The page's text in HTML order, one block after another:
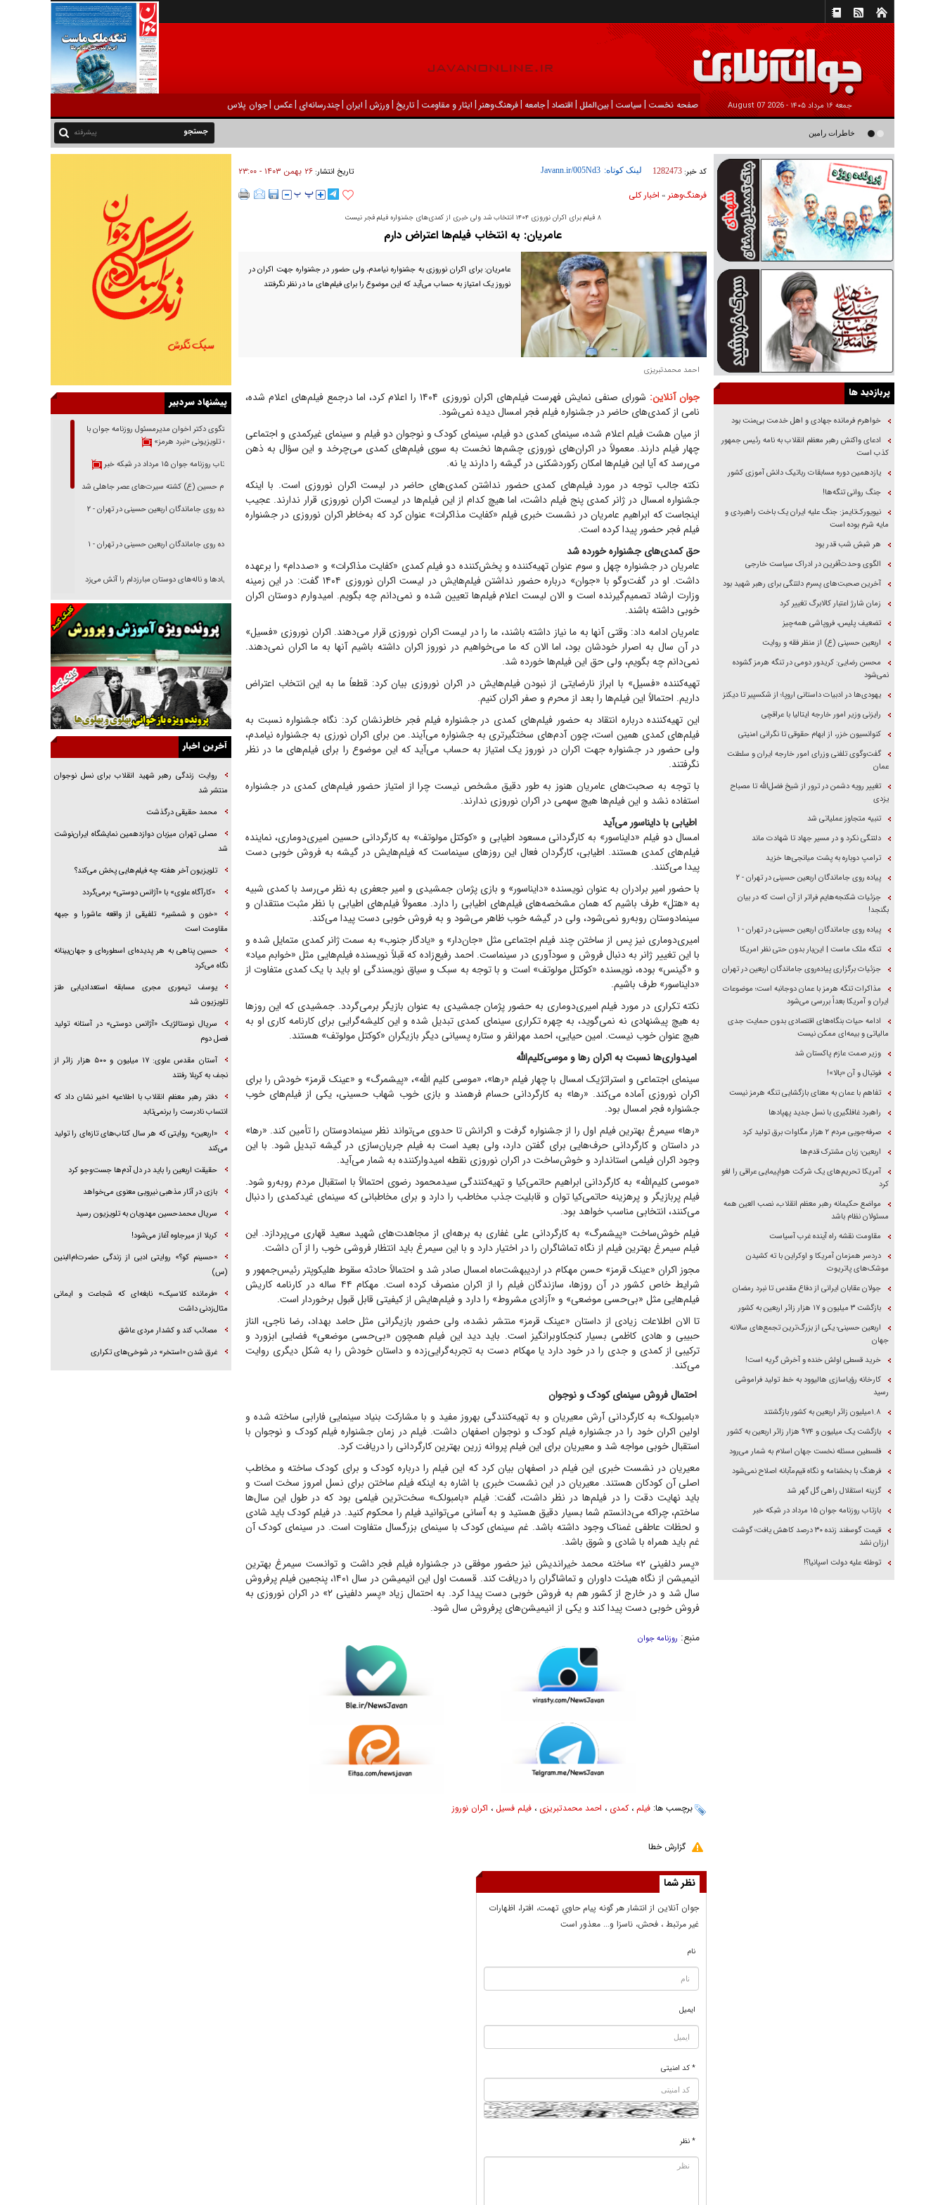
جمعه ۱۶ مرداد ۱۴۰۵ - 2026 August 07 صفحه نخست | سیاست |بين‌الملل | اقتصاد |جامعه |فرهنگ‌و‌هنر | ایثار و مقاومت |تاریخ |ورزش | ايران |چندرسانه‌ای |عکس |جوان پلاس
خاطرات رامین ناصرنصیر از «پشت‌ کنکوری‌ها» و رضا داوودنژاد: رضا کودک درون فعالی داشت و خیلی راحت به شوق می‌آمد پیشرفته
کد خبر: 1282473 لینک کوتاه: تاریخ انتشار:۲۶ بهمن ۱۴۰۳ - ۲۳:۰۰
فرهنگ‌و‌هنر » اخبار كلی
۸ فیلم برای اکران نوروزی ۱۴۰۴ انتخاب شد ولی خبری از کمدی‌های جشنواره فیلم فجر نیست
عامریان: به انتخاب فیلم‌ها اعتراض دارم
عامریان: برای اکران نوروزی به جشنواره نیامدم، ولی حضور در جشنواره جهت اکران در
نوروز یک امتیاز به حساب می‌آید که این موضوع را برای فیلم‌های ما در نظر نگرفتند
احمد محمدتبریزی
جوان آنلاین:
شورای صنفی نمایش فهرست فیلم‌های اکران نوروزی ۱۴۰۴ را اعلام کرد، اما درجمع فیلم‌های اعلام شده،
نامی از کمدی‌های حاضر در جشنواره فیلم فجر امسال دیده نمی‌شود.
از میان هشت فیلم اعلام شده، سینمای کمدی دو فیلم، سینمای کودک و نوجوان دو فیلم و سینمای غیرکمدی و اجتماعی
چهار فیلم دارند. معمولاً در اکران‌های نوروزی چشم‌ها نخست به سوی فیلم‌های کمدی می‌چرخد و این سؤال به ذهن
می‌رسد که آیا این فیلم‌ها امکان رکوردشکنی در گیشه را دارند یا نه.
نکته جالب توجه در مورد فیلم‌های کمدی حضور نداشتن کمدی‌های حاضر در لیست اکران نوروزی است. با اینکه
جشنواره امسال در ژانر کمدی پنج فیلم داشت، اما هیچ کدام از این فیلم‌ها در لیست اکران نوروزی قرار ندارند. عجیب
اینجاست که ابراهیم عامریان در نشست خبری فیلم «کفایت مذاکرات» عنوان کرد که به‌خاطر اکران نوروزی در جشنواره
فیلم فجر حضور پیدا کرده است.
حق کمدی‌های جشنواره خورده شد
عامریان در جشنواره چهل و سوم عنوان تهیه‌کننده و پخش‌کننده دو فیلم کمدی «کفایت مذاکرات» و «صددام» را برعهده
داشت. او در گفت‌و‌گو با «جوان» درباره حضور نداشتن فیلم‌هایش در لیست اکران نوروزی ۱۴۰۴ گفت: در این زمینه
وزارت ارشاد تصمیم‌گیرنده است و الان لیست اعلام فیلم‌ها تعیین شده و نمی‌دانم چه بگویم. امیدوارم دوستان اکران
خوبی داشته باشند.
عامریان ادامه داد: وقتی آنها به ما نیاز داشته باشند، ما را در لیست اکران نوروزی قرار می‌دهند. اکران نوروزی «فسیل»
در آن سال به اصرار خودشان بود، اما الان که ما می‌خواهیم در نوروز اکران داشته باشیم آنها به ما اکران نمی‌دهند.
نمی‌دانم چه بگویم، ولی حق این فیلم‌ها خورده شد.
تهیه‌کننده «فسیل» با ابراز نارضایتی از نبودن فیلم‌هایش در اکران نوروزی بیان کرد: قطعاً ما به این انتخاب اعتراض
داریم. احتمالاً این فیلم‌ها را بعد از محرم و صفر اکران کنیم.
این تهیه‌کننده درباره انتقاد به حضور فیلم‌های کمدی در جشنواره فیلم فجر خاطرنشان کرد: نگاه جشنواره نسبت به
فیلم‌های کمدی همین است، چون آدم‌های سختگیرتری به جشنواره می‌آیند. من برای اکران نورزی به جشنواره نیامدم،
ولی حضور در جشنواره جهت اکران در نوروز یک امتیاز به حساب می‌آید که این موضوع را برای فیلم‌های ما در نظر
نگرفتند.
با توجه به صحبت‌های عامریان هنوز به طور دقیق مشخص نیست چرا از امتیاز حضور فیلم‌های کمدی در جشنواره
استفاده نشد و این فیلم‌ها هیچ سهمی در اکران نوروزی ندارند.
اطیابی با دایناسور می‌آید
امسال دو فیلم «دایناسور» به کارگردانی مسعود اطیابی و «کوکتل مولوتف» به کارگردانی حسین امیری‌دوماری، نماینده
فیلم‌های کمدی هستند. اطیابی، کارگردان فعال این روز‌های سینماست که فیلم‌هایش در گیشه به فروش خوبی دست
پیدا می‌کنند.
با حضور امیر برادران به عنوان نویسنده «دایناسور» و بازی پژمان جمشیدی و امیر جعفری به نظر می‌رسد با کمدی شبیه
به «هتل» طرف باشیم که همان مشخصه‌های فیلم‌های اطیابی را دارد. معمولاً فیلم‌های اطیابی با نظر مثبت منتقدان و
سینمادوستان روبه‌رو نمی‌شود، ولی در گیشه خوب ظاهر می‌شود و به فروش خوبی دست پیدا می‌کند.
امیری‌دوماری نیز پس از ساختن چند فیلم اجتماعی مثل «جان‌دار» و «یادگار جنوب» به سمت ژانر کمدی متمایل شده و
با این تغییر ژانر به دنبال فروش و سودآوری در سینماست. احمد رفیع‌زاده که قبلاً نویسنده فیلم‌هایی مثل «خوابم میاد»
و «گینس» بوده، نویسنده «کوکتل مولوتف» است و با توجه به سبک و سیاق نویسندگی او باید با یک کمدی متفاوت از
«دایناسور» طرف باشیم.
نکته تکراری در مورد فیلم امیری‌دوماری به حضور پژمان جمشیدی به عنوان بازیگر برمی‌گردد. جمشیدی که این روز‌ها
به هیچ پیشنهادی نه نمی‌گوید، به چهره تکراری سینمای کمدی تبدیل شده و این کلیشه‌گرایی برای کارنامه کاری او به
هیچ عنوان خوب نیست. امین حیایی، احمد مهرانفر و ستاره پسیانی دیگر بازیگران «کوکتل مولوتف» هستند.
امیدواری‌ها نسبت به اکران رها و موسی‌کلیم‌الله
سینمای اجتماعی و استراتژیک امسال با چهار فیلم «رها»، «موسی کلیم الله»، «پیشمرگ» و «عینک قرمز» خودش را برای
اکران نوروزی آماده می‌کند. «رها» به کارگردانی حسام فرهمند و بازی خوب شهاب حسینی، یکی از فیلم‌های خوب
جشنواره فجر امسال بود.
«رها» سیمرغ بهترین فیلم اول را از جشنواره گرفت و اکرانش تا حدوی می‌تواند نظر سینمادوستان را تأمین کند. «رها»
در داستان و کارگردانی حرف‌هایی برای گفتن دارد، ولی بعید است به فیلم جریان‌سازی در گیشه تبدیل شود. با این
وجود اکران فیلمی استاندارد و خوش‌ساخت در اکران نوروزی نقطه امیدوارکننده به شمار می‌آید.
«موسی کلیم‌الله» به کارگردانی ابراهیم حاتمی‌کیا و تهیه‌کنندگی سیدمحمود رضوی احتمالاً با استقبال مردم روبه‌رو شود.
فیلم پربازیگر و پرهزینه حاتمی‌کیا توان و قابلیت جذب مخاطب را دارد و برای مخاطبانی که سینمای غیدکمدی را دنبال
می‌کنند، انتخابی مناسب خواهد بود.
فیلم خوش‌ساخت «پیشمرگ» به کارگردانی علی غفاری به برهه‌ای از مجاهدت‌های شهید سعید قهاری می‌پردازد. این
فیلم سیمرغ بهترین فیلم از نگاه تماشاگران را در اختیار دارد و با این سیمرغ باید انتظار فروشی خوب را از آن داشت.
مجوز اکران «عینک قرمز» حسن مهکام در اردیبهشت‌ماه امسال صادر شد و احتمالاً حادثه سقوط هلیکوپتر رئیس‌جمهور و
شرایط خاص کشور در آن روزها، سازندگان فیلم را از اکران منصرف کرده است. مهکام ۴۴ ساله در کارنامه کاریش
فیلم‌هایی مثل «بی‌حسی موضعی» و «آزادی مشروط» را دارد و فیلم‌هایش از کیفیتی قابل قبول برخوردار است.
تا الان اطلاعات زیادی از داستان «عینک قرمز» منتشر نشده، ولی حضور بازیگرانی مثل حامد بهداد، رضا ناجی، الناز
حبیبی و هادی کاظمی بسیار کنجکاو‌برانگیز است. باید دید این فیلم همچون «بی‌حسی موضعی» فضایی ابزورد و
ترکیبی از کمدی و جدی را در خود دارد یا مهکام دست به تجربه‌گرایی‌زده و داستان خودش را به شکل دیگری روایت
می‌کند.
احتمال فروش سینمای کودک و نوجوان
«بامبولک» به کارگردانی آرش معیریان و به تهیه‌کنندگی بهروز مفید و با مشارکت بنیاد سینمایی فارابی ساخته شده و
اولین اکران خود را در جشنواره فیلم کودک و نوجوان اصفهان داشت. فیلم در زمان جشنواره فیلم کودک و نوجوان با
استقبال خوبی مواجه شد و معیریان برای این فیلم پروانه زرین بهترین کارگردانی را دریافت کرد.
معیریان در نشست خبری این فیلم در اصفهان بیان کرد که این فیلم را درباره کودک و برای کودک ساخته و مخاطب
اصلی آن کودکان هستند. معیریان در این نشست خبری با اشاره به اینکه فیلم ساختن برای نسل امروز سخت است و
باید نهایت دقت را در فیلم‌ها در نظر داشت، گفت: فیلم «بامبولک» سخت‌ترین فیلمی بود که در طول این سال‌ها
ساختم، چراکه می‌دانستم شما بسیار دقیق هستید و به آسانی می‌توانید فیلم را محکوم کنید. در فیلم کودک باید شادی
و لحظات عاطفی غمناک وجود داشته باشد. غم سینمای کودک با سینمای بزرگسال متفاوت است. در سینمای کودک آن
غم باید همراه با شادی و شوق باشد.
«پسر دلفینی ۲» ساخته محمد خیراندیش نیز حضور موفقی در جشنواره فیلم فجر داشت و توانست سیمرغ بهترین
انیمیشن از نگاه هیئت داوران و تماشاگران را دریافت کند. قسمت اول این انیمیشن در سال ۱۴۰۱، پنجمین فیلم پرفروش
سال شد و در خارج از کشور هم به فروش خوبی دست پیدا کرد. به احتمال زیاد «پسر دلفینی ۲» در اکران نوروزی به
فروش خوبی دست پیدا کند و یکی از انیمیشن‌های پرفروش سال شود.
منبع: روزنامه جوان
برچسب ها: فیلم،کمدی ، احمد محمدتبریزی ، فیلم فسیل ، اکران نوروز
گزارش خطا
نظر شما
جوان آنلاين از انتشار هر گونه پيام حاوي تهمت، افترا، اظهارات
غير مرتبط ، فحش، ناسزا و... معذور است
نام
ایمیل
* کد امنیتی
* نظر
پربازدید ها
خواهرم فرمانده جهادی و اهل خدمت بی‌منت بود
ادعای واکنش رهبر معظم انقلاب به نامه رئیس جمهور
کذب است
یازدهمین دوره مسابقات رباتیک دانش آموزی کشور
جنگ روانی تنگه‌ها!
نیویورک‌تایمز: جنگ علیه ایران یک باخت راهبردی و
مایه شرم بوده است
هر شبش شب قدر بود
الگوی وحدت‌آفرین در ادراک سیاست خارجی
آخرین صحبت‌های پسرم دلتنگی برای رهبر شهید بود
زمان شارژ اعتبار کالابرگ تغییر کرد
تضعیف پلیس، فروپاشی همه‌چیز
اربعین حسینی (ع) از منظر فقه و روایت
محسن رضایی: کریدور دومی در تنگه هرمز گشوده
نمی‌شود
یهودی‌ها در ادبیات داستانی اروپا؛ از شکسپیر تا دیکنز
رایزنی وزیر امور خارجه ایتالیا با عراقچی
کنوانسیون خزر، از ابهام حقوقی تا نگرانی امنیتی
گفت‌وگوی تلفنی وزرای امور خارجه ایران و سلطنت
عمان
تغییر رویه دشمن در ترور از شیخ فضل‌الله تا مصباح
یزدی
تنبیه متجاوز عملیاتی شد
دلتنگی نکرد و در مسیر جهاد تا شهادت ماند
ترامپ دوباره به پشت میانجی‌ها خزید
پیاده روی جاماندگان اربعین حسینی در تهران - ۲
جزئیات شکنجه‌هایم فراتر از آن است که در بیان
بگنجد!
پیاده روی جاماندگان اربعین حسینی در تهران - ۱
تنگه ملک ماست | این‌بار بدون حتی نظر امریکا
جزئیات برگزاری پیاده‌روی جاماندگان اربعین در تهران
مذاکرات تنگه هرمز با عمان دوجانبه است؛ موضوعات
ایران و آمریکا بعداً بررسی می‌شود
ادامه حیات بنگاه‌های اقتصادی بدون حمایت جدی
مالیاتی و بیمه‌ای ممکن نیست
وزیر صمت عازم پاکستان شد
فوتبال و آن «بالا»!
تفاهم با عمان به معنای بازگشایی تنگه هرمز نیست
راهبرد غافلگیری با نسل جدید پهپاد‌ها
صرفه‌جویی مردم ۲ هزار مگاوات برق تولید کرد
اربعین؛ زبان مشترک قدم‌ها
آمریکا تحریم‌های یک شرکت هواپیمایی عراقی را لغو
کرد
مواضع حکیمانه رهبر معظم انقلاب، نصب العین همه
مسئولان نظام باشد
مقاومت نقشه راه آینده غرب آسیاست
دردسر همزمان آمریکا و اوکراین با ته کشیدن
موشک‌های پاتریوت
جولان عقابان ایرانی از دفاع مقدس تا نبرد رمضان
بازگشت ۳ میلیون و ۱۷ هزار زائر اربعین به کشور
اربعین حسینی؛ یکی از بزرگ‌ترین تجمع‌های سالانه
جهان
خرید قسطی اولش خنده و آخرش گریه است!
کارخانه رؤیاسازی هالیوود به خط تولید فراموشی
رسید
۱.۸میلیون زائر اربعین به کشور بازگشتند
بازگشت یک میلیون و ۹۷۴ هزار زائر اربعین به کشور
فلسطین مسئله نخست جهان اسلام به شمار می‌رود
فرهنگ با بخشنامه و نگاه قیم‌مآبانه اصلاح نمی‌شود
گزینه استقلال راهی گل گهر شد
بازتاب روزنامه جوان ۱۵ مرداد در شبکه خبر
قیمت گوسفند زنده ۳۰ درصد کاهش یافت؛ گوشت
ارزان نشد
توطئه علیه دولت اسپانیا؟!
پیشنهاد سردبیر
گفتگوی دکتر اخوان مدیرمسئول روزنامه جوان با
برنامه تلویزیونی «نبرد هرمز»
بازتاب روزنامه جوان ۱۵ مرداد در شبکه خبر
امام حسین (ع) کشته سیرت‌های عصر جاهلی شد
پیاده روی جاماندگان اربعین حسینی در تهران - ۲
پیاده روی جاماندگان اربعین حسینی در تهران - ۱
فریاد‌ها و ناله‌های دوستان مبارزدلم را آتش می‌زد
تغییر رویه دشمن در ترور از شیخ فضل‌الله تا مصباح
خرید قسطی اولش خنده و آخرش گریه است!
فوتبال و آن «بالا»!
راهبرد غافلگیری با نسل جدید پهپاد‌ها
جنجال پزشکان تقلبی در صنعت زیبایی
یهودی‌ها در ادبیات داستانی اروپا؛ از شکسپیر تا
دیکنز
خواهرم فرمانده جهادی و اهل خدمت بی‌منت بود
جزئیات شکنجه‌هایم فراتر از آن است که در بیان
بگنجد!
گزارش «جوان» از قوانین سخت‌گیرانه ۶ قاره در
برابر یورش به پاسگاه‌های پلیس
آخرین اخبار
روایت زندگی رهبر شهید انقلاب برای نسل نوجوان
منتشر شد
محمد حقیقی درگذشت
مصلی تهران میزبان دوازدهمین نمایشگاه ایران‌نوشت
شد
تلویزیون آخر هفته چه فیلم‌هایی پخش می‌کند؟
«کارآگاه علوی» با «آژانس دوستی» برمی‌گردد
«خون و شمشیر» تلفیقی از واقعه عاشورا و جبهه
مقاومت است
حسین پناهی به هر پدیده‌ای اسطوره‌ای و جهان‌بینانه
نگاه می‌کرد
یوسف تیموری مجری مسابقه استعدادیابی طنز
تلویزیون شد
سریال نوستالژیک «آژانس دوستی» در آستانه تولید
فصل دوم
آستان مقدس علوی: ۱۷ میلیون و ۵۰۰ هزار زائر از
نجف به کربلا رفتند
دفتر رهبر معظم انقلاب با اطلاعیه اخیر نشان داد که
انتساب نادرست را برنمی‌تابد
«اربعین» روایتی که هر سال کتاب‌های تازه‌ای را تولید
می‌کند
حقیقت اربعین را باید در دل آدم‌ها جست‌و‌جو کرد
بازی در آثار مذهبی نیرویی معنوی می‌خواهد
سریال محمدحسین مهدویان به تلویزیون رسید
کربلا از میرجاوه آغاز می‌شود!
«حسینم کو؟» روایتی ادبی از زندگی حضرت‌ام‌البنین
(س)
«فرمانده کلاسیک» نابغه‌ای که شجاعت و ایمانی
مثال‌زدنی داشت
مصائب کند و کشدار مردی عاشق
غرق شدن «استخر» در شوخی‌های تکراری